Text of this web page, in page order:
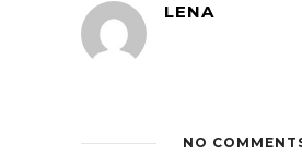
LENA
NO